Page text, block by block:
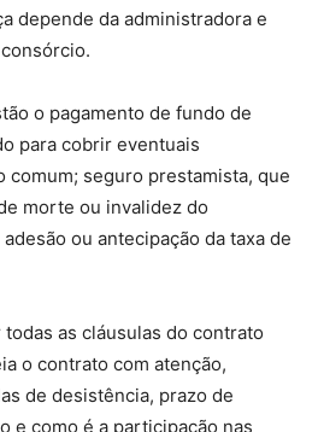
depende da administradora e
o pagamento de fundo de
para cobrir eventuais
comum; seguro prestamista, que
morte ou invalidez do
ou antecipação da taxa de
as cláusulas do contrato
o contrato com atenção,
de desistência, prazo de
e como é a participação nas